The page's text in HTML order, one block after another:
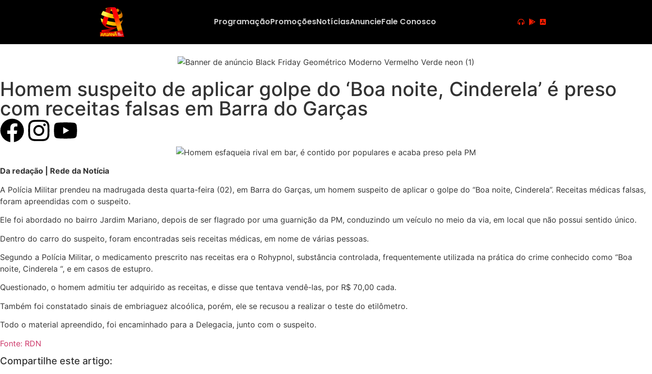
ProgramaçãoPromoçõesNotíciasAnuncieFale Conosco
Homem suspeito de aplicar golpe do ‘Boa noite, Cinderela’ é preso
com receitas falsas em Barra do Garças
Da redação | Rede da Notícia
A Polícia Militar prendeu na madrugada desta quarta-feira (02), em Barra do Garças, um homem suspeito de aplicar o golpe do “Boa noite, Cinderela”. Receitas médicas falsas,
foram apreendidas com o suspeito.
Ele foi abordado no bairro Jardim Mariano, depois de ser flagrado por uma guarnição da PM, conduzindo um veículo no meio da via, em local que não possui sentido único.
Dentro do carro do suspeito, foram encontradas seis receitas médicas, em nome de várias pessoas.
Segundo a Polícia Militar, o medicamento prescrito nas receitas era o Rohypnol, substância controlada, frequentemente utilizada na prática do crime conhecido como “Boa
noite, Cinderela “, e em casos de estupro.
Questionado, o homem admitiu ter adquirido as receitas, e disse que tentava vendê-las, por R$ 70,00 cada.
Também foi constatado sinais de embriaguez alcoólica, porém, ele se recusou a realizar o teste do etilômetro.
Todo o material apreendido, foi encaminhado para a Delegacia, junto com o suspeito.
Fonte: RDN
Compartilhe este artigo: